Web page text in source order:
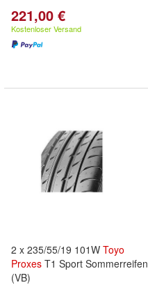
221,00 €
Kostenloser Versand
2 x 235/55/19 101W Toyo
Proxes T1 Sport Sommerreifen
(VB)